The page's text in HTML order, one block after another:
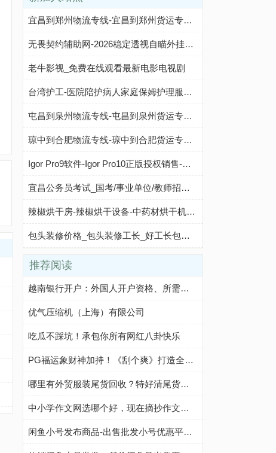
宜昌到郑州物流专线-宜昌到郑州货运专线-宜昌至郑州物流公司-就发物流网
无畏契约辅助网-2026稳定透视自瞄外挂下载平台
老牛影视_免费在线观看最新电影电视剧
台湾护工-医院陪护病人家庭保姆护理服务-台湾家政护工公司
屯昌到泉州物流专线-屯昌到泉州货运专线-屯昌至泉州物流公司-就发物流网
琼中到合肥物流专线-琼中到合肥货运专线-琼中至合肥物流公司-就发物流网
Igor Pro9软件-Igor Pro10正版授权销售-中国区代理商-深圳市理泰仪器有限公司官网
宜昌公务员考试_国考/事业单位/教师招聘考试信息查询及课程培训
辣椒烘干房-辣椒烘干设备-中药材烘干机设备-河南天杰新能源科技有限公司
包头装修价格_包头装修工长_好工长包头装修网
推荐阅读
越南银行开户：外国人开户资格、所需文件、开户步骤及注意事项
优气压缩机（上海）有限公司
吃瓜不踩坑！承包你所有网红八卦快乐
PG福运象财神加持！《刮个爽》打造全新休闲玩法
哪里有外贸服装尾货回收？特好清尾货网帮你轻松解决
中小学作文网选哪个好，现在摘抄作文我都在这个网站
闲鱼小号发布商品-出售批发小号优惠平台-咸鱼优质小号购买